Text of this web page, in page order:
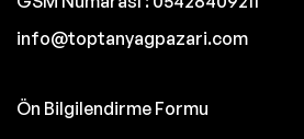
info@toptanyagpazari.com
Ön Bilgilendirme Formu